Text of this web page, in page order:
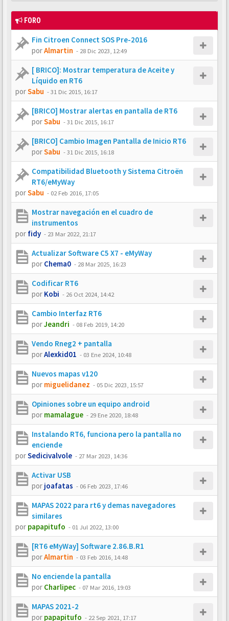
FORO
Fin Citroen Connect SOS Pre-2016
porAlmartin - 28 Dic 2023, 12:49
[ BRICO]: Mostrar temperatura de Aceite y
Líquido en RT6
porSabu -31 Dic 2015, 16:17
[BRICO] Mostrar alertas en pantalla de RT6
porSabu -31 Dic 2015, 16:17
[BRICO] Cambio Imagen Pantalla de Inicio RT6
porSabu -31 Dic 2015, 16:18
Compatibilidad Bluetooth y Sistema Citroën
RT6/eMyWay
porSabu - 02 Feb 2016, 17:05
Mostrar navegación en el cuadro de
instrumentos
por fidy - 23 Mar 2022, 21:17
Actualizar Software C5 X7 - eMyWay
por Chema0 - 28 Mar 2025, 16:23
Codificar RT6
por Kobi - 26 Oct 2024, 14:42
Cambio Interfaz RT6
porJeandri - 08 Feb 2019, 14:20
Vendo Rneg2 + pantalla
porAlexkid01 - 03 Ene 2024, 10:48
Nuevos mapas v120
por miguelidanez - 05 Dic 2023, 15:57
Opiniones sobre un equipo android
por mamalague - 29 Ene 2020, 18:48
Instalando RT6, funciona pero la pantalla no
enciende
porSedicivalvole - 27 Mar 2023, 14:36
Activar USB
por joafatas - 06 Feb 2023, 17:46
MAPAS 2022 para rt6 y demas navegadores
similares
por papapitufo - 01 Jul 2022, 13:00
[RT6 eMyWay] Software 2.86.B.R1
porAlmartin - 03 Feb 2016, 14:48
No enciende la pantalla
por Charlipec - 07 Mar 2016, 19:03
MAPAS 2021-2
por papapitufo - 22 Sep 2021, 17:17